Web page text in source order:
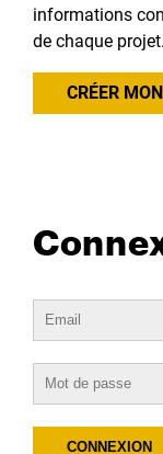
informations
de chaque projet.
CRÉER